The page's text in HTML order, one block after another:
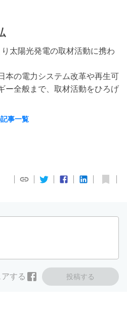
太陽光発電の取材活動に携わ
本の電力システム改革や再生可
ー全般まで、取材活動をひろげ
事一覧
投稿する
する